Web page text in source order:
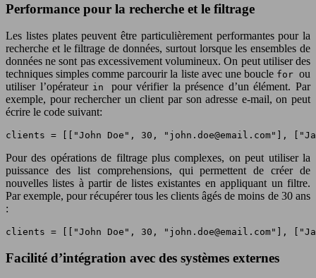
Performance pour la recherche et le filtrage
Les listes plates peuvent être particulièrement performantes pour la
recherche et le filtrage de données, surtout lorsque les ensembles de
données ne sont pas excessivement volumineux. On peut utiliser des
techniques simples comme parcourir la liste avec une boucle forou
utiliser l’opérateur in pour vérifier la présence d’un élément. Par
exemple, pour rechercher un client par son adresse e-mail, on peut
écrire le code suivant:
clients = [["John Doe", 30, " john.doe@email.com"],
Pour des opérations de filtrage plus complexes, on peut utiliser la
puissance des list comprehensions, qui permettent de créer de
nouvelles listes à partir de listes existantes en appliquant un filtre.
Par exemple, pour récupérer tous les clients âgés de moins de 30 ans
:
clients = [["John Doe", 30, " john.doe@email.com"],
Facilité d’intégration avec des systèmes externes